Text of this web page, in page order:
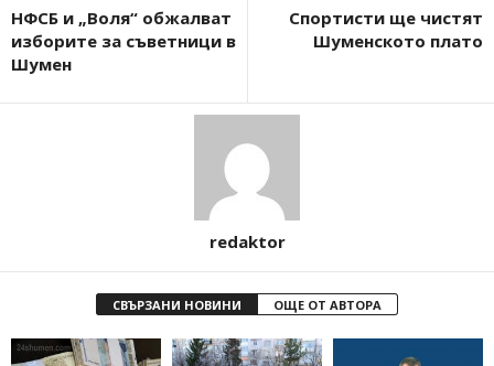
НФСБ и „Воля“ обжалват
изборите за съветници в
Шумен
Спортисти ще чистят
Шуменското плато
redaktor
СВЪРЗАНИ НОВИНИ ОЩЕ ОТ АВТОРА